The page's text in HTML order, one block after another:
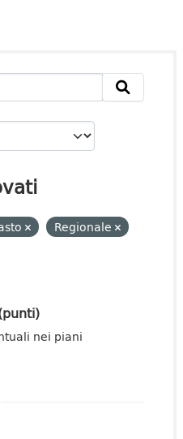
Regionale
nei piani